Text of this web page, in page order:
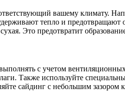
вашему климату.
тепло и предотвращают
Это предотвратит
с учетом
Также используйте
сайдинг с небольшим зазором